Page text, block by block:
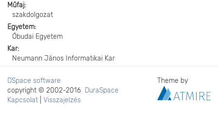
Műfaj
szakdolgozat
Egyetem
Óbudai Egyetem
Kar
Neumann János Informatikai Kar
DSpace software
copyright © 2002-2016 DuraSpace
Kapcsolat
Visszajelzés
Theme by